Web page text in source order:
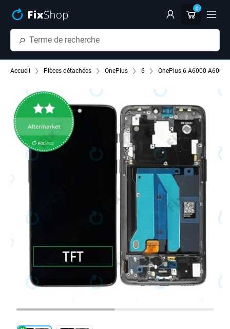
0
Accueil Pièces détachées OnePlus 6 OnePlus 6 A6000 A6003